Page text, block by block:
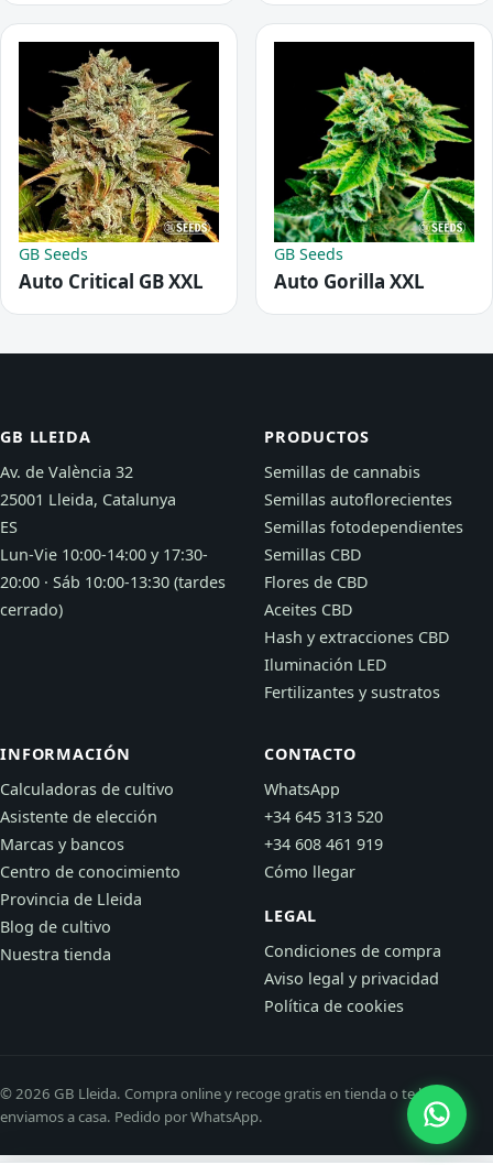
GB Seeds
Auto Critical GB XXL
GB Seeds
Auto Gorilla XXL
GB LLEIDA
Av. de València 32
25001 Lleida, Catalunya
ES
Lun-Vie 10:00-14:00 y 17:30-
20:00 · Sáb 10:00-13:30 (tardes
cerrado)
PRODUCTOS
Semillas de cannabis
Semillas autoflorecientes
Semillas fotodependientes
Semillas CBD
Flores de CBD
Aceites CBD
Hash y extracciones CBD
Iluminación LED
Fertilizantes y sustratos
INFORMACIÓN
Calculadoras de cultivo
Asistente de elección
Marcas y bancos
Centro de conocimiento
Provincia de Lleida
Blog de cultivo
Nuestra tienda
CONTACTO
WhatsApp
+34 645 313 520
+34 608 461 919
Cómo llegar
LEGAL
Condiciones de compra
Aviso legal y privacidad
Política de cookies
© 2026 GB Lleida. Compra online y recoge gratis en tienda o te lo
enviamos a casa. Pedido por WhatsApp.